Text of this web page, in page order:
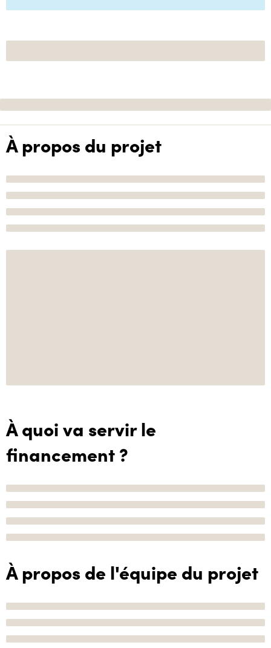
À propos du projet
À quoi va servir le
financement ?
À propos de l'équipe du projet